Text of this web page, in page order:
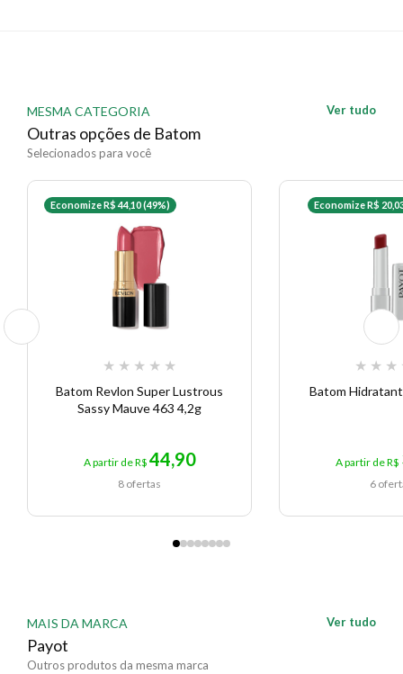
MESMA CATEGORIA
Outras opções de Batom
Selecionados para você
Ver tudo
Economize R$ 44,10 (49%)
★ ★ ★ ★ ★
Batom Revlon Super Lustrous
Sassy Mauve 463 4,2g
A partir de R$ 44,90
8 ofertas
Economize R$
★ ★ ★
Batom
A partir de R$
6
MAIS DA MARCA
Payot
Outros produtos da mesma marca
Ver tudo